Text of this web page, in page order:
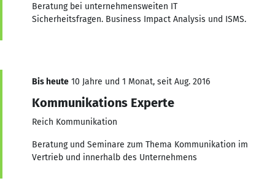
Beratung bei unternehmensweiten IT
Sicherheitsfragen. Business Impact Analysis und ISMS.
Bis heute 10 Jahre und 1 Monat, seit Aug. 2016
Kommunikations Experte
Reich Kommunikation
Beratung und Seminare zum Thema Kommunikation im
Vertrieb und innerhalb des Unternehmens